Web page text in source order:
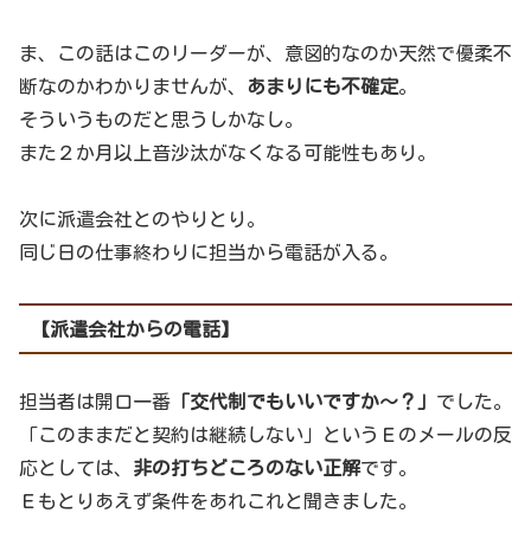
ま、この話はこのリーダーが、意図的なのか天然で優柔不
断なのかわかりませんが、 あまりにも不確定。
そういうものだと思うしかなし。
また２か月以上音沙汰がなくなる可能性もあり。
次に派遣会社とのやりとり。
同じ日の仕事終わりに担当から電話が入る。
【派遣会社からの電話】
担当者は開口一番 「交代制でもいいですか～？」 でした。
「このままだと契約は継続しない」というＥのメールの反
応としては、 非の打ちどころのない正解です。
Ｅもとりあえず条件をあれこれと聞きました。